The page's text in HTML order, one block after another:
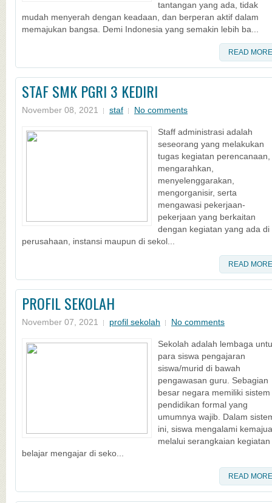
tantangan yang ada, tidak
mudah menyerah dengan keadaan, dan berperan aktif dalam
memajukan bangsa. Demi Indonesia yang semakin lebih ba...
READ MORE
STAF SMK PGRI 3 KEDIRI
November 08, 2021 staf No comments
Staff administrasi adalah
seseorang yang melakukan
tugas kegiatan perencanaan,
mengarahkan,
menyelenggarakan,
mengorganisir, serta
mengawasi pekerjaan-
pekerjaan yang berkaitan
dengan kegiatan yang ada di
perusahaan, instansi maupun di sekol...
READ MORE
PROFIL SEKOLAH
November 07, 2021 profil sekolah No comments
Sekolah adalah lembaga
para siswa pengajaran
siswa/murid di bawah
pengawasan guru. Sebagian
besar negara memiliki sistem
pendidikan formal yang
umumnya wajib. Dalam
ini, siswa mengalami
melalui serangkaian kegiatan
belajar mengajar di seko...
READ MORE